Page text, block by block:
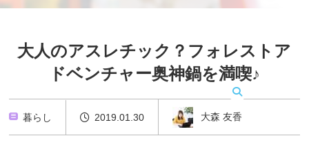
大人のアスレチック？フォレストア
ドベンチャー奥神鍋を満喫♪
暮らし 2019.01.30 大森 友香